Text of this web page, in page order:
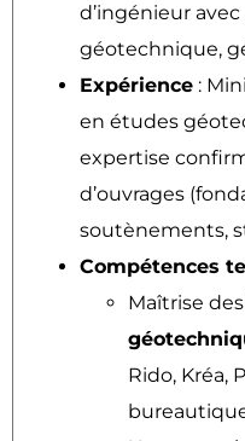
d’ingénieur
géotechnique,
Expérience :
en études
expertise
d’ouvrages
soutènements,
Compétences
Maîtrise des
Rido, Kréa,